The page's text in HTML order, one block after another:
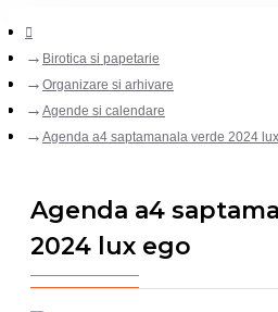
Birotica si papetarie
Organizare si arhivare
Agende si calendare
Agenda a4 saptamanala verde 2024
Agenda a4
2024 lux ego